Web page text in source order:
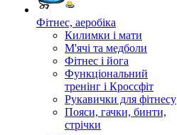
Фітнес, аеробіка
Килимки і мати
М'ячі та медболи
Фітнес і йога
Функціональний
тренінг і Кроссфіт
Рукавички для фітнесу
Пояси, гачки, бинти,
стрічки